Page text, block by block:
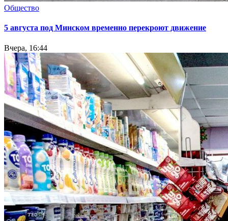
Общество
5 августа под Минском временно перекроют движение
Вчера, 16:44